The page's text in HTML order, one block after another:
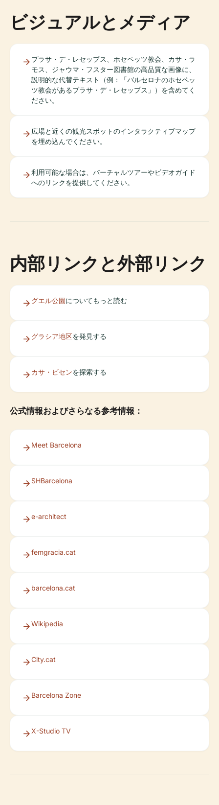
ビジュアルとメディア
プラサ・デ・レセップス、ホセペッツ教会、カサ・ラ
モス、ジャウマ・フスター図書館の高品質な画像に、
説明的な代替テキスト（例：「バルセロナのホセペッ
ツ教会があるブラサ・デ・レセップス」）を含めてく
ださい。
広場と近くの観光スポットのインタラクティブマップ
を埋め込んでください。
利用可能な場合は、バーチャルツアーやビデオガイド
へのリンクを提供してください。
内部リンクと外部リンク
グエル公園についてもっと読む
グラシア地区を発見する
カサ・ビセンを探索する
公式情報およびさらなる参考情報：
Meet Barcelona
SHBarcelona
e-architect
femgracia.cat
barcelona.cat
Wikipedia
City.cat
Barcelona Zone
X-Studio TV